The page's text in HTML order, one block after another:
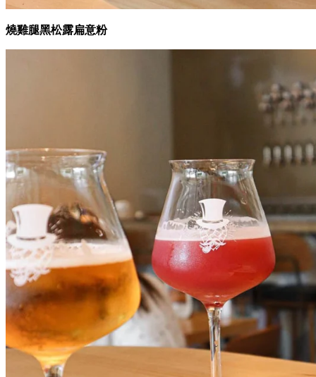
燒雞腿黑松露扁意粉